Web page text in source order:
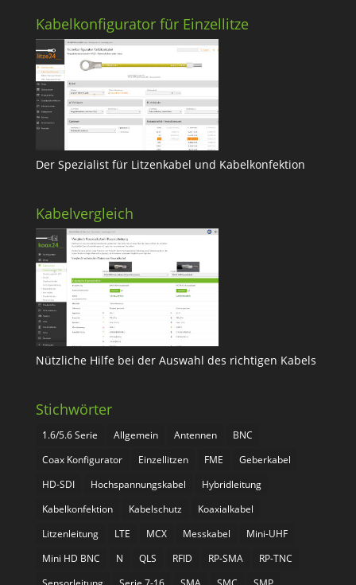
Kabelkonfigurator für Einzellitze
Der Spezialist für Litzenkabel und Kabelkonfektion
Kabelvergleich
Nützliche Hilfe bei der Auswahl des richtigen Kabels
Stichwörter
1.6/5.6 Serie Allgemein Antennen
BNC
Coax Konfigurator
Einzellitzen FME
Geberkabel
HD-SDI
Hochspannungskabel
Hybridleitung
Kabelkonfektion
Kabelschutz
Koaxialkabel
Litzenleitung
LTE MCX Messkabel
Mini-UHF
Mini HD BNC
N QLS RFID RP-SMA
RP-TNC